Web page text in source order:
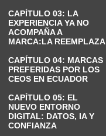
CAPÍTULO 03: LA
EXPERIENCIA YA NO
ACOMPAÑA A
MARCA:LA REEMPLAZA
CAPÍTULO 04: MARCAS
PREFERIDAS POR LOS
CEOS EN ECUADOR
CAPÍTULO 05: EL
NUEVO ENTORNO
DIGITAL: DATOS, IA Y
CONFIANZA